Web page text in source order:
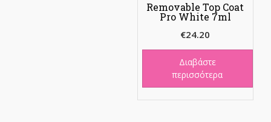
Removable Top Coat
Pro White 7ml
€24.20
Διαβάστε
περισσότερα